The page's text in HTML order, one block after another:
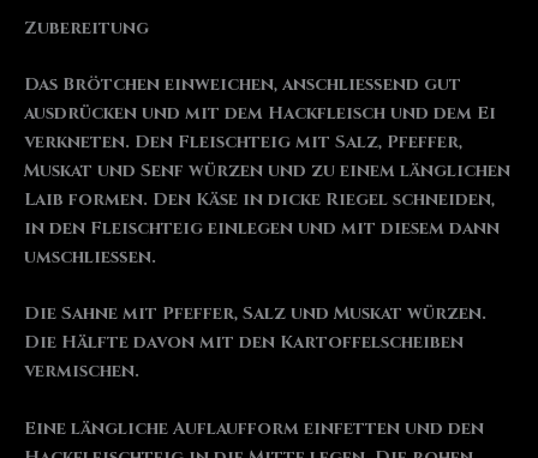
Zubereitung
Das Brötchen einweichen, anschließend gut
ausdrücken und mit dem Hackfleisch und dem Ei
verkneten. Den Fleischteig mit Salz, Pfeffer,
Muskat und Senf würzen und zu einem länglichen
Laib formen. Den Käse in dicke Riegel schneiden,
in den Fleischteig einlegen und mit diesem dann
umschließen.
Die Sahne mit Pfeffer, Salz und Muskat würzen.
Die Hälfte davon mit den Kartoffelscheiben
vermischen.
Eine längliche Auflaufform einfetten und den